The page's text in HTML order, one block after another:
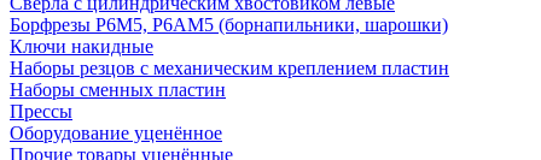
Борфрезы Р6М5, Р6АМ5 (борнапильники, шарошки)
Ключи накидные
Наборы резцов с механическим креплением пластин
Наборы сменных пластин
Прессы
Оборудование уценённое
Прочие товары уценённые